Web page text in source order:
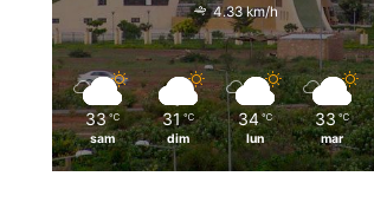
4.33 km/h
33 ℃
sam
31 ℃
dim
34 ℃
lun
33 ℃
mar